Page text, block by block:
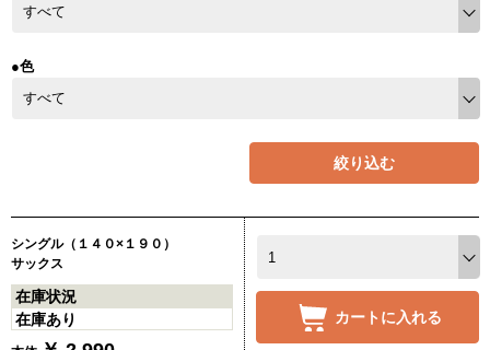
●色
絞り込む
シングル（１４０×１９０）
サックス
在庫状況
在庫あり
カートに入れる